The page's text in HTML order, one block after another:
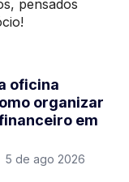
pensados
oficina
organizar
em
5 de ago 2026